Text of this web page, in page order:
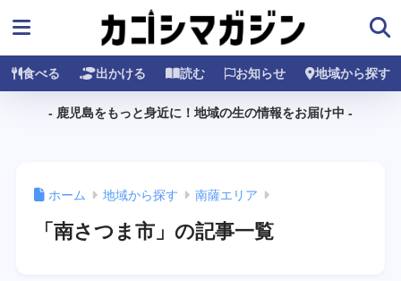
食べる 出かける 読む お知らせ 地域から探す
- 鹿児島をもっと身近に！地域の生の情報をお届け中 -
ホーム 地域から探す 南薩エリア
「南さつま市」の記事一覧